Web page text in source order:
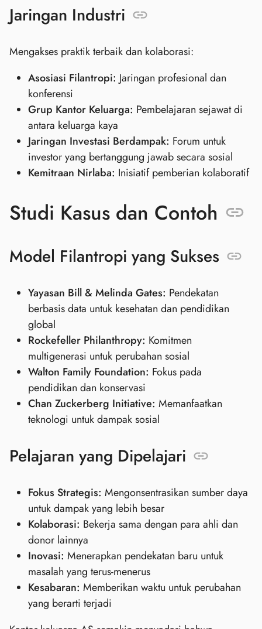
Jaringan Industri
Mengakses praktik terbaik dan kolaborasi:
Asosiasi Filantropi: Jaringan profesional dan
konferensi
Grup Kantor Keluarga: Pembelajaran sejawat di
antara keluarga kaya
Jaringan Investasi Berdampak: Forum untuk
investor yang bertanggung jawab secara sosial
Kemitraan Nirlaba: Inisiatif pemberian kolaboratif
Studi Kasus dan Contoh
Model Filantropi yang Sukses
Yayasan Bill & Melinda Gates: Pendekatan
berbasis data untuk kesehatan dan pendidikan
global
Rockefeller Philanthropy: Komitmen
multigenerasi untuk perubahan sosial
Walton Family Foundation: Fokus pada
pendidikan dan konservasi
Chan Zuckerberg Initiative: Memanfaatkan
teknologi untuk dampak sosial
Pelajaran yang Dipelajari
Fokus Strategis: Mengonsentrasikan sumber daya
untuk dampak yang lebih besar
Kolaborasi: Bekerja sama dengan para ahli dan
donor lainnya
Inovasi: Menerapkan pendekatan baru untuk
masalah yang terus-menerus
Kesabaran: Memberikan waktu untuk perubahan
yang berarti terjadi